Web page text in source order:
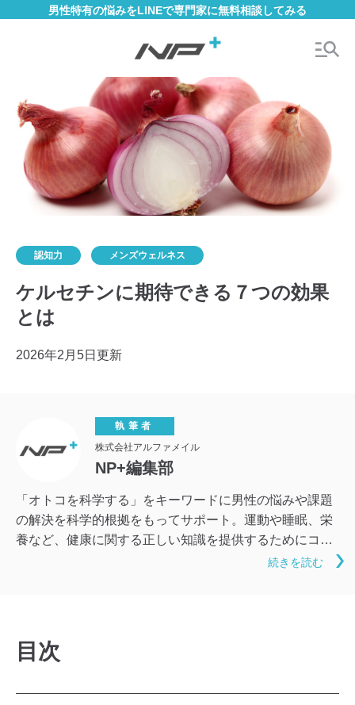
男性特有の悩みをLINEで専門家に無料相談してみる
認知力 メンズウェルネス
ケルセチンに期待できる７つの効果
とは
2026年2月5日更新
執筆者
株式会社アルファメイル
NP+編集部
「オトコを科学する」をキーワードに男性の悩みや課題
の解決を科学的根拠をもってサポート。運動や睡眠、栄
養など、健康に関する正しい知識を提供するためにコン
続きを読む
目次